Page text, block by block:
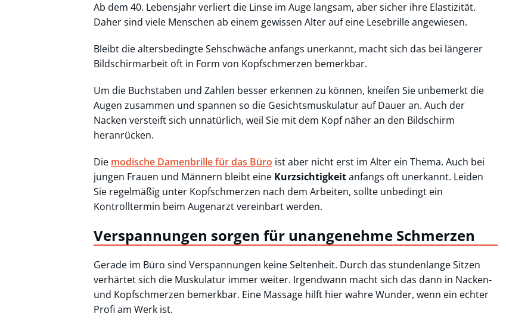
Ab dem 40. Lebensjahr verliert die Linse im Auge langsam, aber sicher ihre Elastizität.
Daher sind viele Menschen ab einem gewissen Alter auf eine Lesebrille angewiesen.
Bleibt die altersbedingte Sehschwäche anfangs unerkannt, macht sich das bei längerer
Bildschirmarbeit oft in Form von Kopfschmerzen bemerkbar.
Um die Buchstaben und Zahlen besser erkennen zu können, kneifen Sie unbemerkt die
Augen zusammen und spannen so die Gesichtsmuskulatur auf Dauer an. Auch der
Nacken versteift sich unnatürlich, weil Sie mit dem Kopf näher an den Bildschirm
heranrücken.
Die modische Damenbrille für das Büro ist aber nicht erst im Alter ein Thema. Auch bei
jungen Frauen und Männern bleibt eine Kurzsichtigkeitanfangs oft unerkannt. Leiden
Sie regelmäßig unter Kopfschmerzen nach dem Arbeiten, sollte unbedingt ein
Kontrolltermin beim Augenarzt vereinbart werden.
Verspannungen sorgen für unangenehme Schmerzen
Gerade im Büro sind Verspannungen keine Seltenheit. Durch das stundenlange Sitzen
verhärtet sich die Muskulatur immer weiter. Irgendwann macht sich das dann in Nacken-
und Kopfschmerzen bemerkbar. Eine Massage hilft hier wahre Wunder, wenn ein echter
Profi am Werk ist.